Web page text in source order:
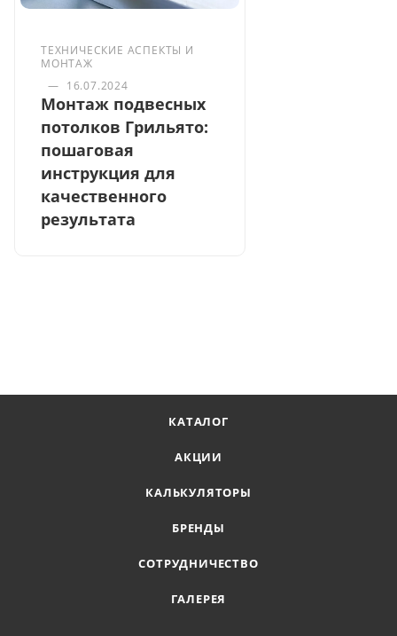
ТЕХНИЧЕСКИЕ АСПЕКТЫ И
МОНТАЖ
— 16.07.2024
Монтаж подвесных
потолков Грильято:
пошаговая
инструкция для
качественного
результата
КАТАЛОГ
АКЦИИ
КАЛЬКУЛЯТОРЫ
БРЕНДЫ
СОТРУДНИЧЕСТВО
ГАЛЕРЕЯ